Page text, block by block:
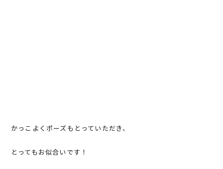
かっこよくポーズもとっていただき、
とってもお似合いです！